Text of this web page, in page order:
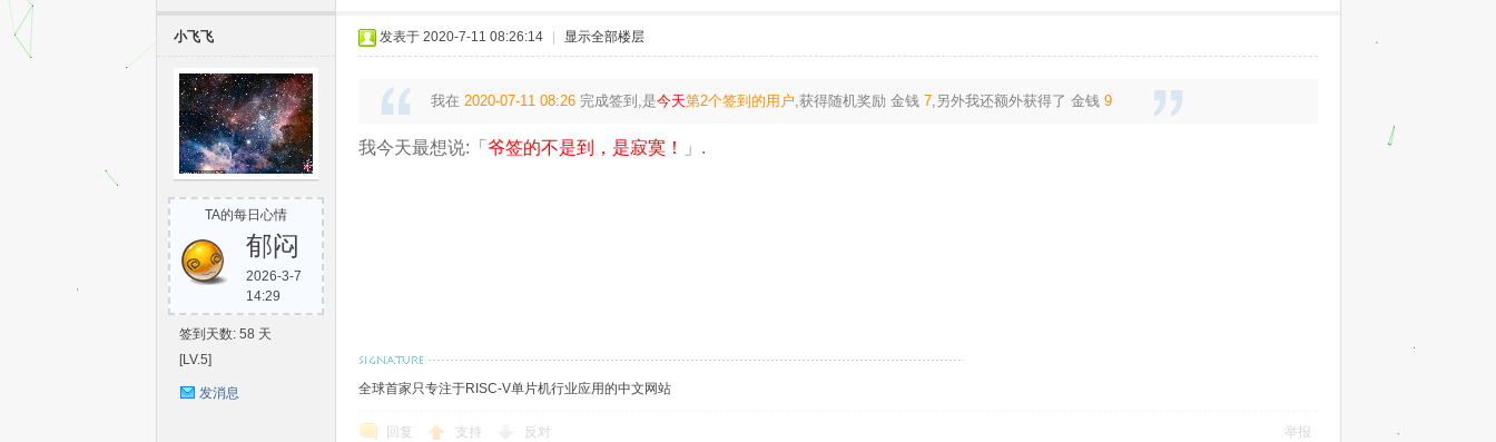
单
小飞飞
TA的每日心情
郁闷
2026-3-7
14:29
签到天数: 58 天
[LV.5]
发消息
发表于 2020-7-11 08:26:14 显示全部楼层
我在 2020-07-11 08:26完成签到,是今天第2个签到的用户,获得随机奖励 金钱 7,另外我还额外获得了 金钱 9
我今天最想说:「 爷签的不是到，是寂寞！ 」.
全球首家只专注于RISC-V单片机行业应用的中文网站
回复 支持 反对 举报